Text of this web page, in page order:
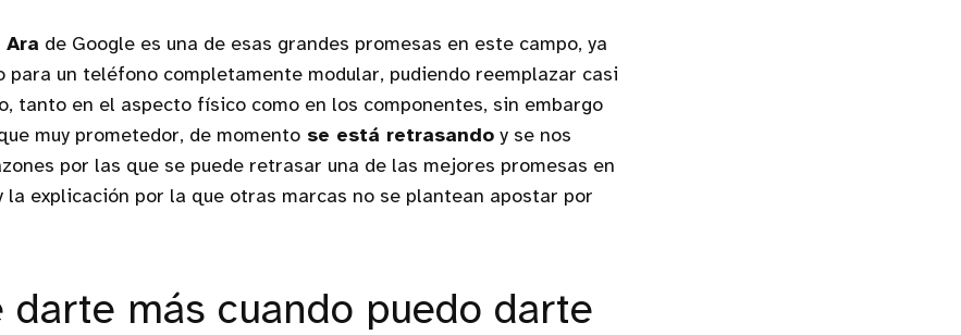
Ara de Google es una de esas grandes promesas en este campo, ya
para un teléfono completamente modular, pudiendo reemplazar casi
tanto en el aspecto físico como en los componentes, sin embargo
muy prometedor, de momento se está retrasando y se nos
por las que se puede retrasar una de las mejores promesas en
la explicación por la que otras marcas no se plantean apostar por
darte más cuando puedo darte